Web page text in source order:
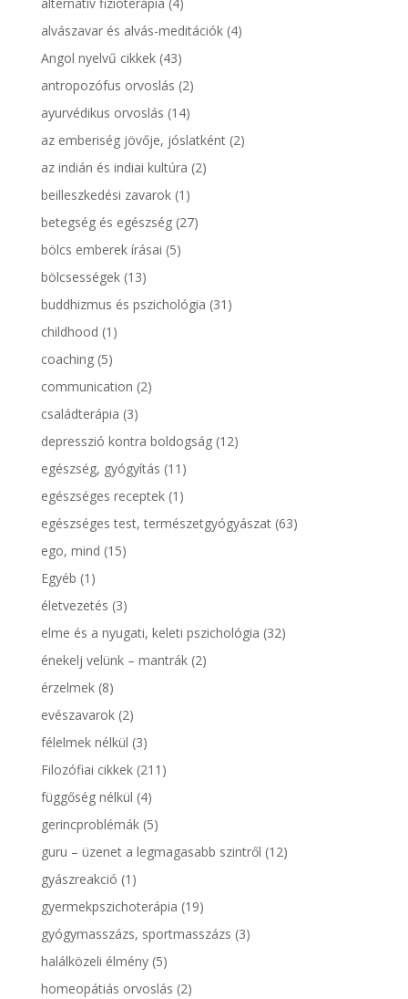
alternatív fizioterápia (4)
alvászavar és alvás-meditációk(4)
Angol nyelvű cikkek(43)
antropozófus orvoslás (2)
ayurvédikus orvoslás (14)
az emberiség jövője, jóslatként(2)
az indián és indiai kultúra (2)
beilleszkedési zavarok(1)
betegség és egészség(27)
bölcs emberek írásai (5)
bölcsességek(13)
buddhizmus és pszichológia (31)
childhood (1)
coaching(5)
communication (2)
családterápia (3)
depresszió kontra boldogság(12)
egészség, gyógyítás (11)
egészséges receptek(1)
egészséges test, természetgyógyászat(63)
ego, mind (15)
Egyéb (1)
életvezetés (3)
elme és a nyugati, keleti pszichológia (32)
énekelj velünk – mantrák(2)
érzelmek(8)
evészavarok(2)
félelmek nélkül (3)
Filozófiai cikkek(211)
függőség nélkül (4)
gerincproblémák(5)
guru – üzenet a legmagasabb szintről (12)
gyászreakció (1)
gyermekpszichoterápia (19)
gyógymasszázs, sportmasszázs (3)
halálközeli élmény(5)
homeopátiás orvoslás (2)